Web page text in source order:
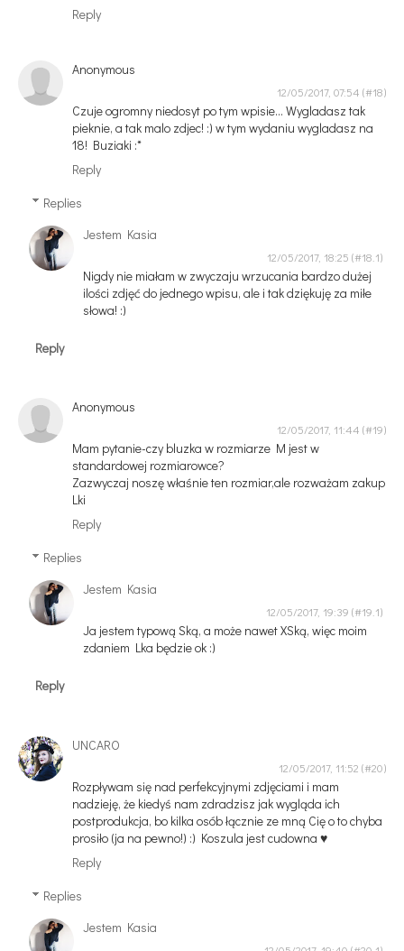
Reply
Anonymous
12/05/2017, 07:54
Czuje ogromny niedosyt po tym wpisie... Wygladasz tak
pieknie, a tak malo zdjec! :) w tym wydaniu wygladasz na
18! Buziaki :*
Reply
Replies
Jestem Kasia
12/05/2017, 18:25
Nigdy nie miałam w zwyczaju wrzucania bardzo dużej
ilości zdjęć do jednego wpisu, ale i tak dziękuję za miłe
słowa! :)
Reply
Anonymous
12/05/2017, 11:44
Mam pytanie-czy bluzka w rozmiarze M jest w
standardowej rozmiarowce?
Zazwyczaj noszę właśnie ten rozmiar,ale rozważam zakup
Lki
Reply
Replies
Jestem Kasia
12/05/2017, 19:39
Ja jestem typową Ską, a może nawet XSką, więc moim
zdaniem Lka będzie ok :)
Reply
UNCARO
12/05/2017, 11:52
Rozpływam się nad perfekcyjnymi zdjęciami i mam
nadzieję, że kiedyś nam zdradzisz jak wygląda ich
postprodukcja, bo kilka osób łącznie ze mną Cię o to chyba
prosiło (ja na pewno!) :) Koszula jest cudowna ♥
Reply
Replies
Jestem Kasia